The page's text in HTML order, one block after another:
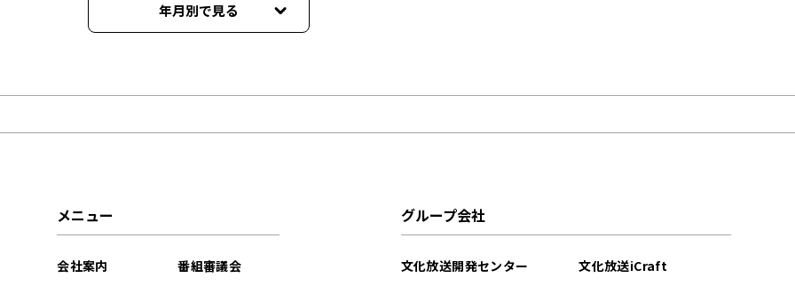
年月別で見る
2025年10月
2025年09月
メニュー
会社案内 番組審議会
グループ会社
文化放送開発センター 文化放送iCraft